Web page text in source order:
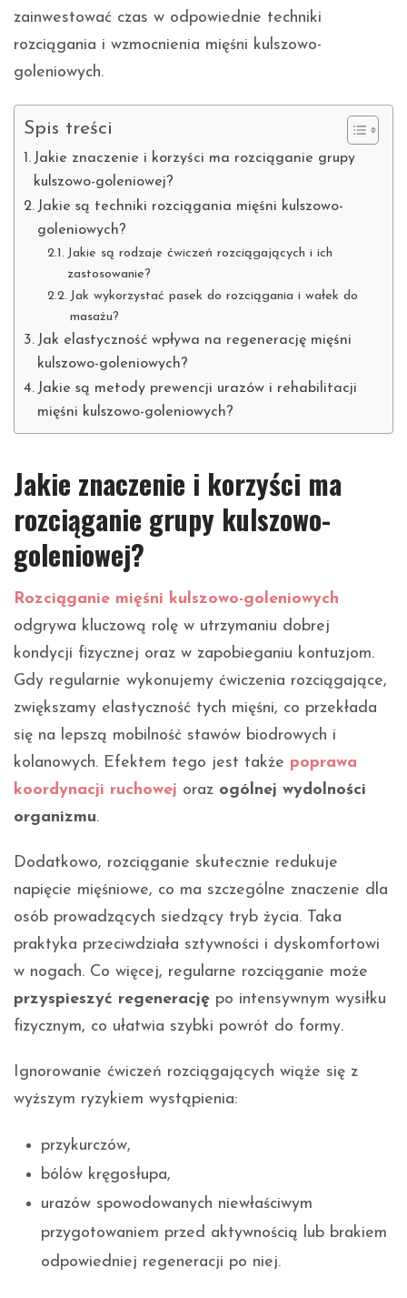
zainwestować czas w odpowiednie techniki
rozciągania i wzmocnienia mięśni kulszowo-
goleniowych.
Spis treści
Jakie znaczenie i korzyści ma rozciąganie grupy
kulszowo-goleniowej?
Jakie są techniki rozciągania mięśni kulszowo-
goleniowych?
Jakie są rodzaje ćwiczeń rozciągających i ich
zastosowanie?
Jak wykorzystać pasek do rozciągania i wałek do
masażu?
Jak elastyczność wpływa na regenerację mięśni
kulszowo-goleniowych?
Jakie są metody prewencji urazów i rehabilitacji
mięśni kulszowo-goleniowych?
Jakie znaczenie i korzyści ma
rozciąganie grupy kulszowo-
goleniowej?
Rozciąganie mięśni kulszowo-goleniowych
odgrywa kluczową rolę w utrzymaniu dobrej
kondycji fizycznej oraz w zapobieganiu kontuzjom.
Gdy regularnie wykonujemy ćwiczenia rozciągające,
zwiększamy elastyczność tych mięśni, co przekłada
się na lepszą mobilność stawów biodrowych i
kolanowych. Efektem tego jest także poprawa
koordynacji ruchowej oraz ogólnej wydolności
organizmu.
Dodatkowo, rozciąganie skutecznie redukuje
napięcie mięśniowe, co ma szczególne znaczenie dla
osób prowadzących siedzący tryb życia. Taka
praktyka przeciwdziała sztywności i dyskomfortowi
w nogach. Co więcej, regularne rozciąganie może
przyspieszyć regenerację po intensywnym wysiłku
fizycznym, co ułatwia szybki powrót do formy.
Ignorowanie ćwiczeń rozciągających wiąże się z
wyższym ryzykiem wystąpienia:
przykurczów,
bólów kręgosłupa,
urazów spowodowanych niewłaściwym
przygotowaniem przed aktywnością lub brakiem
odpowiedniej regeneracji po niej.